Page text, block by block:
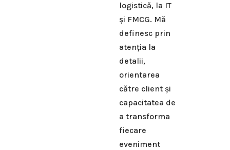
logistică, la IT
și FMCG. Mă
definesc prin
atenția la
detalii,
orientarea
către client și
capacitatea de
a transforma
fiecare
eveniment